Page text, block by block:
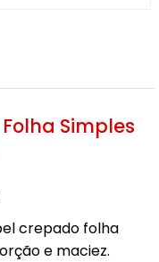
Simples
crepado folha
e maciez.